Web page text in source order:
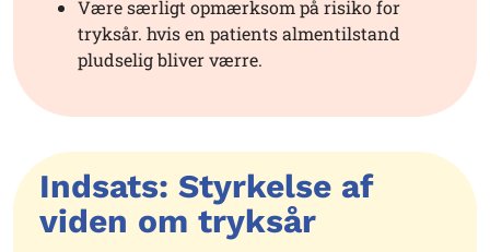
Væresærligt opmærksom på risiko for
tryksår. hvis en patientsalmentilstand
pludseligbliverværre.
Indsats: Styrkelse af
viden om tryksår